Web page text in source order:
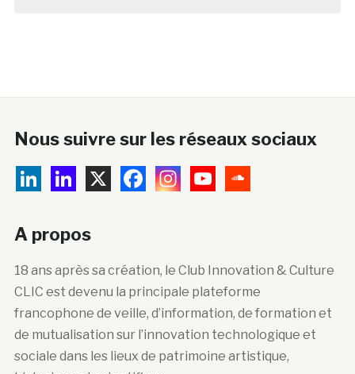
Nous suivre sur les réseaux sociaux
A propos
18 ans après sa création, le Club Innovation & Culture
CLIC est devenu la principale plateforme
francophone de veille, d’information, de formation et
de mutualisation sur l’innovation technologique et
sociale dans les lieux de patrimoine artistique,